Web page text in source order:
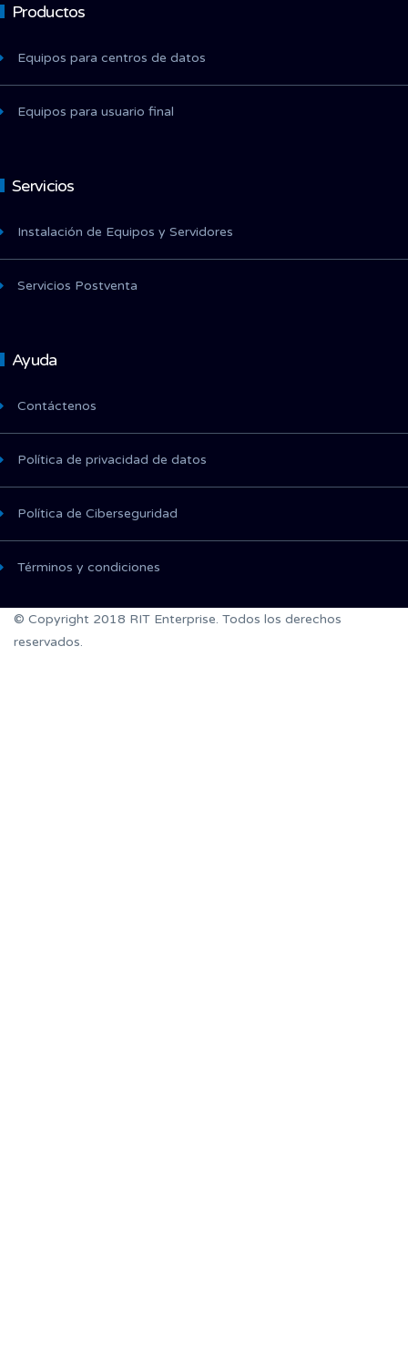
Productos
Equipos para centros de datos
Equipos para usuario final
Servicios
Instalación de Equipos y Servidores
Servicios Postventa
Ayuda
Contáctenos
Política de privacidad de datos
Política de Ciberseguridad
Términos y condiciones
© Copyright 2018 RIT Enterprise. Todos los derechos
reservados.